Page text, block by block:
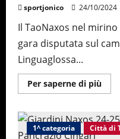
sportjonico 24/10/2024
Il TaoNaxos nel
gara disputata sul
Linguaglossa...
Per saperne di più
Cat./
–
Il
1^ categoria Città di